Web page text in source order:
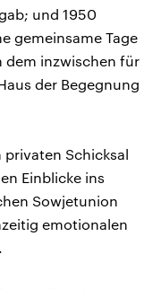
und 1950
gemeinsame Tage
dem inzwischen für
der Begegnung
Schicksal
Einblicke ins
Sowjetunion
emotionalen